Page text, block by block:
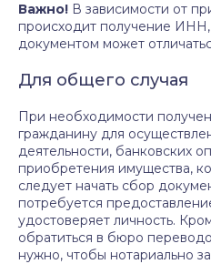
Важно! В зависимости от
происходит получение
документом может
Для общего случая
При необходимости
гражданину для
деятельности, банковских
приобретения имущества,
следует начать сбор
потребуется
удостоверяет личность.
обратиться в бюро
нужно, чтобы нотариально